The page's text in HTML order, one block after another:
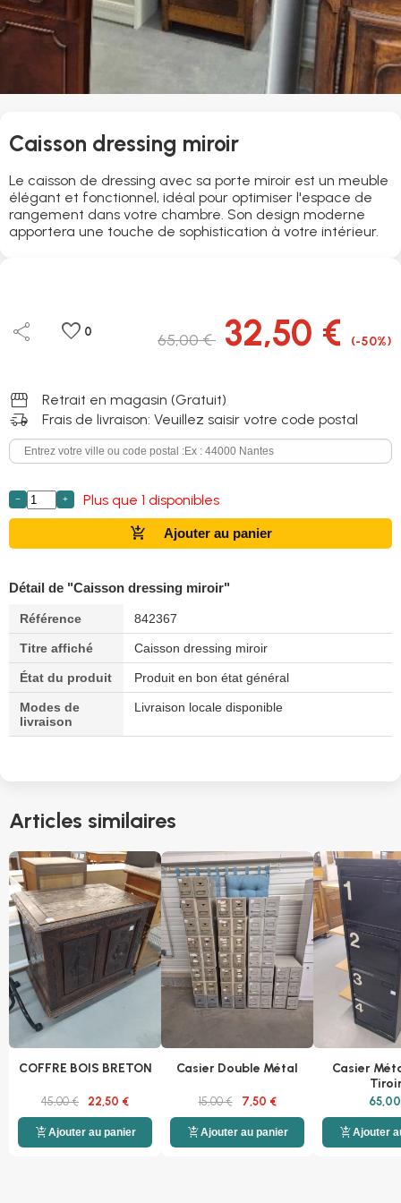
Caisson dressing miroir
Le caisson de dressing avec sa porte miroir est un meuble
élégant et fonctionnel, idéal pour optimiser l'espace de
rangement dans votre chambre. Son design moderne
apportera une touche de sophistication à votre intérieur.
share favorite 0 65,00 € 32,50 € (-50%)
storefront Retrait en magasin (Gratuit)
delivery_truck_speed Frais de livraison: Veuillez saisir votre code postal
− + Plus que 1 disponibles
add_shopping_cart Ajouter au panier
Détail de "Caisson dressing miroir"
Référence 842367
Titre affiché Caisson dressing miroir
État du produit Produit en bon état général
Modes de
livraison
Livraison locale disponible
Articles similaires
COFFRE BOIS BRETON
45,00 € 22,50 €
add_shopping_cartAjouter au panier
Casier Double Métal
15,00 € 7,50 €
add_shopping_cartAjouter au panier
Casier
add_shopping_cartAjouter